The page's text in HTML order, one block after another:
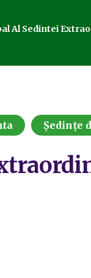
Al Sedintei
Ședințe